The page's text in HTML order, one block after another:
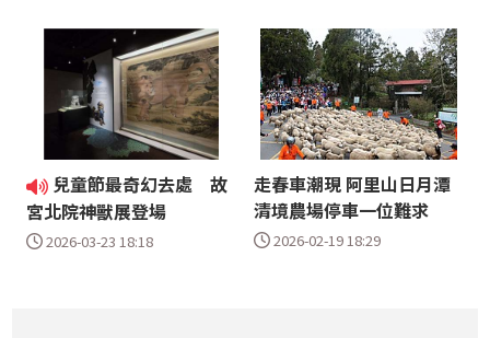
兒童節最奇幻去處 故
宮北院神獸展登場
2026-03-23 18:18
走春車潮現 阿里山日月潭
清境農場停車一位難求
2026-02-19 18:29